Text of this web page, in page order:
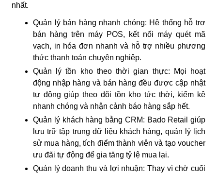
nhất.
Quản lý bán hàng nhanh chóng: Hệ thống hỗ trợ
bán hàng trên máy POS, kết nối máy quét mã
vạch, in hóa đơn nhanh và hỗ trợ nhiều phương
thức thanh toán chuyên nghiệp.
Quản lý tồn kho theo thời gian thực: Mọi hoạt
động nhập hàng và bán hàng đều được cập nhật
tự động giúp theo dõi tồn kho tức thời, kiểm kê
nhanh chóng và nhận cảnh báo hàng sắp hết.
Quản lý khách hàng bằng CRM: Bado Retail giúp
lưu trữ tập trung dữ liệu khách hàng, quản lý lịch
sử mua hàng, tích điểm thành viên và tạo voucher
ưu đãi tự động để gia tăng tỷ lệ mua lại.
Quản lý doanh thu và lợi nhuận: Thay vì chờ cuối